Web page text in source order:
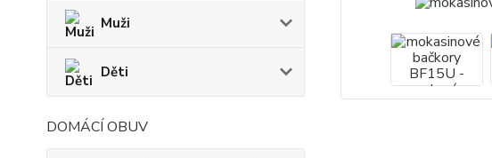
Muži
Děti
DOMÁCÍ OBUV